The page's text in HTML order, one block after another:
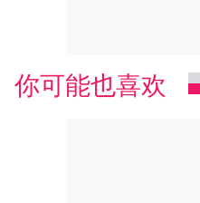
你可能也喜欢